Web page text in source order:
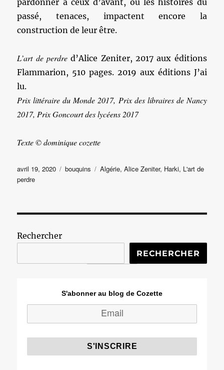
pardonner à ceux d’avant, où les histoires du
passé, tenaces, impactent encore la
construction de leur être.
L’art de perdre d’Alice Zeniter, 2017 aux éditions
Flammarion, 510 pages. 2019 aux éditions J’ai
lu.
Prix littéraire du Monde 2017, Prix des libraires de Nancy
2017, Prix Goncourt des lycéens 2017
Texte © dominique cozette
Publié
le
avril 19, 2020 Catégories
bouquins Étiquettes
Algérie,Alice Zeniter, Harki, L'art de
perdre
Rechercher
RECHERCHER
S'abonner au blog de Cozette